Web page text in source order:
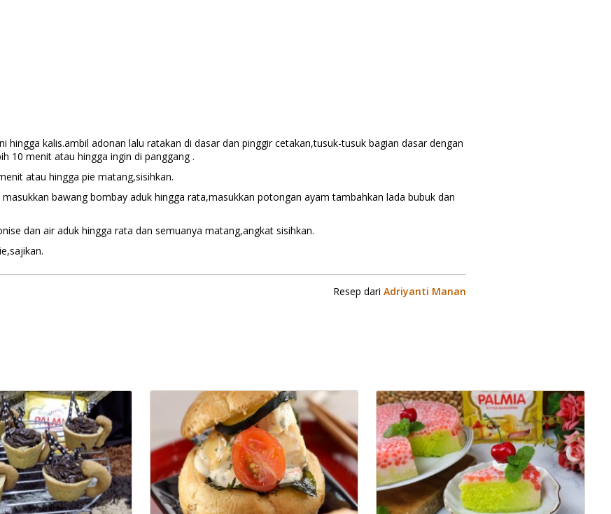
hingga kalis.ambil adonan lalu ratakan di dasar dan pinggir cetakan,tusuk-tusuk bagian dasar dengan
10 menit atau hingga ingin di panggang .
atau hingga pie matang,sisihkan.
masukkan bawang bombay aduk hingga rata,masukkan potongan ayam tambahkan lada bubuk dan
dan air aduk hingga rata dan semuanya matang,angkat sisihkan.
Resep dari Adriyanti Manan